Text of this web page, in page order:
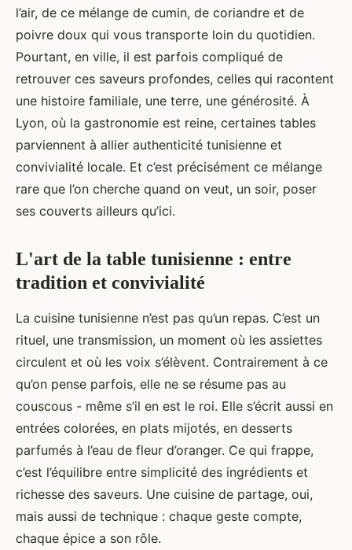
l’air, de ce mélange de cumin, de coriandre et de
poivre doux qui vous transporte loin du quotidien.
Pourtant, en ville, il est parfois compliqué de
retrouver ces saveurs profondes, celles qui racontent
une histoire familiale, une terre, une générosité. À
Lyon, où la gastronomie est reine, certaines tables
parviennent à allier authenticité tunisienne et
convivialité locale. Et c’est précisément ce mélange
rare que l’on cherche quand on veut, un soir, poser
ses couverts ailleurs qu’ici.
L'art de la table tunisienne : entre
tradition et convivialité
La cuisine tunisienne n’est pas qu’un repas. C’est un
rituel, une transmission, un moment où les assiettes
circulent et où les voix s’élèvent. Contrairement à ce
qu’on pense parfois, elle ne se résume pas au
couscous - même s’il en est le roi. Elle s’écrit aussi en
entrées colorées, en plats mijotés, en desserts
parfumés à l’eau de fleur d’oranger. Ce qui frappe,
c’est l’équilibre entre simplicité des ingrédients et
richesse des saveurs. Une cuisine de partage, oui,
mais aussi de technique : chaque geste compte,
chaque épice a son rôle.